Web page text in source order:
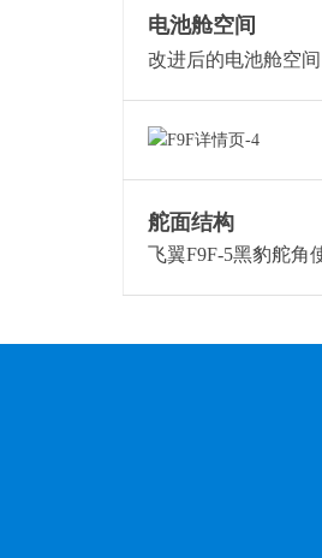
电池舱空间
改进后的电池舱空
舵面结构
飞翼F9F-5黑豹舵角